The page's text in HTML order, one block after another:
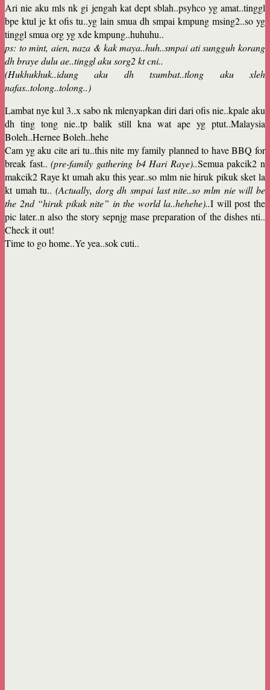
Ari nie aku mls nk gi jengah kat dept sblah..psyhco yg amat..tinggl
bpe ktul je kt ofis tu..yg lain smua dh smpai kmpung msing2..so yg
tinggl smua org yg xde kmpung..huhuhu..
ps: to mint, aien, naza & kak maya..huh..smpai ati sungguh korang
dh braye dulu ae..tinggl aku sorg2 kt cni..
(Hukhukhuk..idung aku dh tsumbat..tlong aku xleh
nafas..tolong..tolong..)
Lambat nye kul 3..x sabo nk mlenyapkan diri dari ofis nie..kpale aku
dh ting tong nie..tp balik still kna wat ape yg ptut..Malaysia
Boleh..Hernee Boleh..hehe
Cam yg aku cite ari tu..this nite my family planned to have BBQ for
break fast..(pre-family gathering b4 Hari Raye)..Semua pakcik2 n
makcik2 Raye kt umah aku this year..so mlm nie hiruk pikuk sket la
kt umah tu.. (Actually, dorg dh smpai last nite..so mlm nie will be
the 2nd “hiruk pikuk nite” in the world la..hehehe)..I will post the
pic later..n also the story sepnjg mase preparation of the dishes nti..
Check it out!
Time to go home..Ye yea..sok cuti..